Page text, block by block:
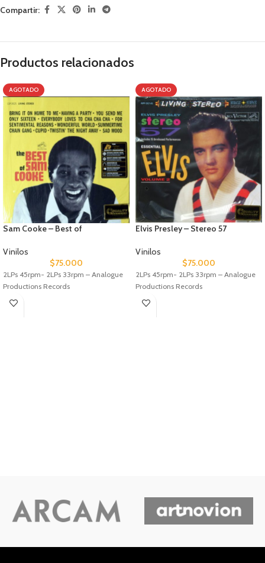
Compartir:
Productos relacionados
AGOTADO
Sam Cooke – Best of
Vinilos
$75.000
2LPs 45rpm- 2LPs 33rpm – Analogue
Productions Records
AGOTADO
Elvis Presley – Stereo 57
Vinilos
$75.000
2LPs 45rpm- 2LPs 33rpm – Analogue
Productions Records